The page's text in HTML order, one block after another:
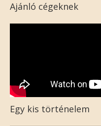
Ajánló cégeknek
Egy kis történelem